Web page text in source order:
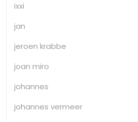
ixxi
jan
jeroen krabbe
joan miro
johannes
johannes vermeer